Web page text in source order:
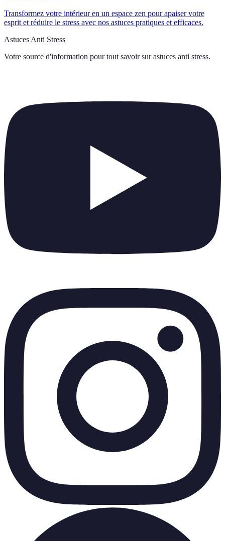
Transformez votre intérieur en un espace zen pour apaiser votre
esprit et réduire le stress avec nos astuces pratiques et efficaces.
Astuces Anti Stress
Votre source d'information pour tout savoir sur astuces anti stress.